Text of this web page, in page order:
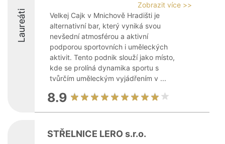
Laureáti
Zobrazit více >>
Velkej Cajk v Mnichově Hradišti je
alternativní bar, který vyniká svou
nevšední atmosférou a aktivní
podporou sportovních i uměleckých
aktivit. Tento podnik slouží jako místo,
kde se prolíná dynamika sportu s
tvůrčím uměleckým vyjádřením v ...
8.9
STŘELNICE LERO s.r.o.